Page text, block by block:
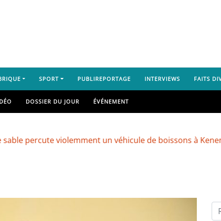
SPORT PUBLIREPORTAGE INTERVIEWS FAITS
DOSSIER DU JOUR ÉVÉNEMENT
violemment un véhicule de boissons à Kenendé